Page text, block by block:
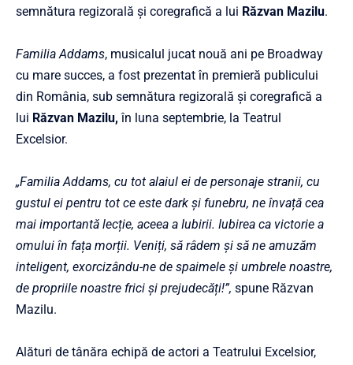
semnătura regizorală și coregrafică a lui Răzvan Mazilu.
Familia Addams, musicalul jucat nouă ani pe Broadway
cu mare succes, a fost prezentat în premieră publicului
din România, sub semnătura regizorală și coregrafică a
lui Răzvan Mazilu,în luna septembrie, la Teatrul
Excelsior.
„Familia Addams, cu tot alaiul ei de personaje stranii, cu
gustul ei pentru tot ce este dark și funebru, ne învață cea
mai importantă lecție, aceea a Iubirii. Iubirea ca victorie a
omului în fața morții. Veniți, să râdem și să ne amuzăm
inteligent, exorcizându-ne de spaimele și umbrele noastre,
de propriile noastre frici și prejudecăți!”, spune Răzvan
Mazilu.
Alături de tânăra echipă de actori a Teatrului Excelsior,